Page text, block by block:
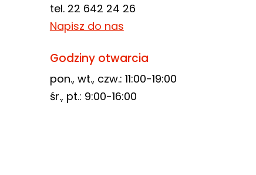
tel. 22 642 24 26
Napisz do nas
Godziny otwarcia
pon., wt., czw.: 11:00-19:00
śr., pt.: 9:00-16:00